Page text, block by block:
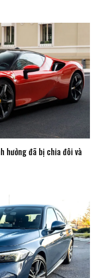
hưởng đã bị chia đôi và